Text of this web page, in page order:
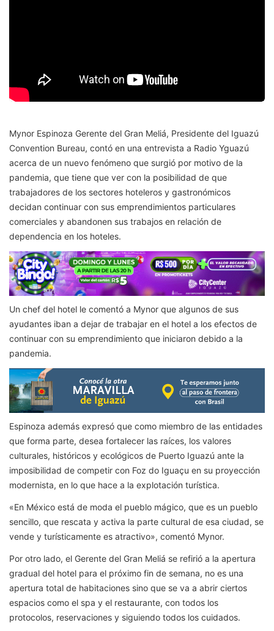
Mynor Espinoza Gerente del Gran Meliá, Presidente del Iguazú
Convention Bureau, contó en una entrevista a Radio Yguazú
acerca de un nuevo fenómeno que surgió por motivo de la
pandemia, que tiene que ver con la posibilidad de que
trabajadores de los sectores hoteleros y gastronómicos
decidan continuar con sus emprendimientos particulares
comerciales y abandonen sus trabajos en relación de
dependencia en los hoteles.
Un chef del hotel le comentó a Mynor que algunos de sus
ayudantes iban a dejar de trabajar en el hotel a los efectos de
continuar con su emprendimiento que iniciaron debido a la
pandemia.
Espinoza además expresó que como miembro de las entidades
que forma parte, desea fortalecer las raíces, los valores
culturales, históricos y ecológicos de Puerto Iguazú ante la
imposibilidad de competir con Foz do Iguaçu en su proyección
modernista, en lo que hace a la explotación turística.
«En México está de moda el pueblo mágico, que es un pueblo
sencillo, que rescata y activa la parte cultural de esa ciudad, se
vende y turísticamente es atractivo», comentó Mynor.
Por otro lado, el Gerente del Gran Meliá se refirió a la apertura
gradual del hotel para el próximo fin de semana, no es una
apertura total de habitaciones sino que se va a abrir ciertos
espacios como el spa y el restaurante, con todos los
protocolos, reservaciones y siguiendo todos los cuidados.